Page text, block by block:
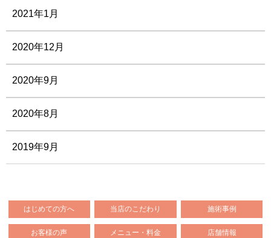
2021年1月
2020年12月
2020年9月
2020年8月
2019年9月
はじめての方へ 当店のこだわり 施術事例
お客様の声 メニュー・料金 店舗情報